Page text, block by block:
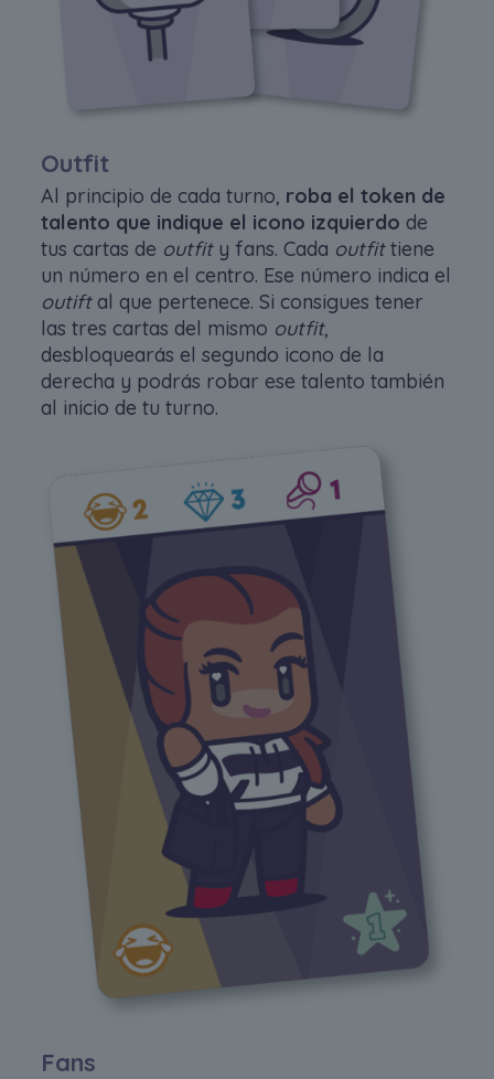
Outfit
Al principio de cada turno, roba el token de
talento que indique el icono izquierdo de
tus cartas de outfit y fans. Cada outfittiene
un número en el centro. Ese número indica el
outiftal que pertenece. Si consigues tener
las tres cartas del mismo outfit,
desbloquearás el segundo icono de la
derecha y podrás robar ese talento también
al inicio de tu turno.
Fans